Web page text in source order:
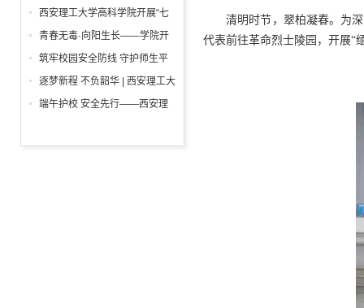
清明时节，翠柏凝春。为
代表前往革命烈士陵园，开展“
校园安全工作
105周年暨“七一”表彰大会圆满
举行
西安理工大学高科学院开展“七
一”前夕走访慰问困难学生党员
活动
青春无毒·向阳生长——学院开
展“6・26”国际禁毒日沉浸式主
题宣教活动
筑牢校园安全防线 守护师生平
安校园 ——西安理工大学高科
学院开展消防安全专项检查
逐梦新程 不负韶华 | 西安理工大
学高科学院2026届毕业典礼暨
端午护校 安全先行——西安理
项培训